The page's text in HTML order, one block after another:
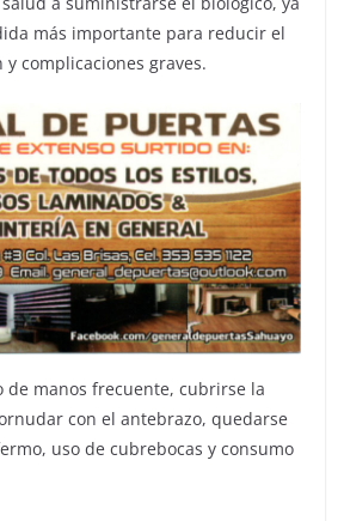
más importante para reducir el
complicaciones graves.
de manos frecuente, cubrirse la
con el antebrazo, quedarse
uso de cubrebocas y consumo